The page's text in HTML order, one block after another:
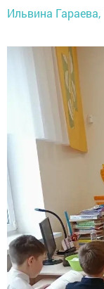
Ильвина Гараева,